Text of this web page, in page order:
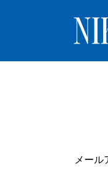
メール